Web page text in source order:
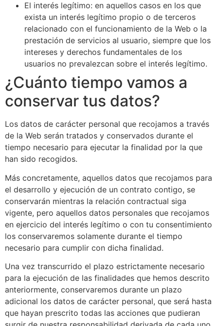
El interés legítimo: en aquellos casos en los que
exista un interés legítimo propio o de terceros
relacionado con el funcionamiento de la Web o la
prestación de servicios al usuario, siempre que los
intereses y derechos fundamentales de los
usuarios no prevalezcan sobre el interés legítimo.
¿Cuánto tiempo vamos a
conservar tus datos?
Los datos de carácter personal que recojamos a través
de la Web serán tratados y conservados durante el
tiempo necesario para ejecutar la finalidad por la que
han sido recogidos.
Más concretamente, aquellos datos que recojamos para
el desarrollo y ejecución de un contrato contigo, se
conservarán mientras la relación contractual siga
vigente, pero aquellos datos personales que recojamos
en ejercicio del interés legítimo o con tu consentimiento
los conservaremos solamente durante el tiempo
necesario para cumplir con dicha finalidad.
Una vez transcurrido el plazo estrictamente necesario
para la ejecución de las finalidades que hemos descrito
anteriormente, conservaremos durante un plazo
adicional los datos de carácter personal, que será hasta
que hayan prescrito todas las acciones que pudieran